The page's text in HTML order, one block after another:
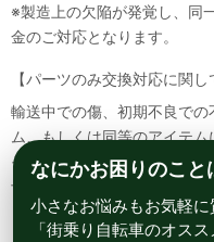
※製造上の欠陥が発覚し、同
金のご対応となります。
【パーツのみ交換対応に関し
輸送中での傷、初期不良で
ム、もしくは同等のアイテ
その場合該当部品を着払いに
予めご了承ください。
なにかお困りのこと
小さなお悩みもお気軽
「街乗り自転車のオスス